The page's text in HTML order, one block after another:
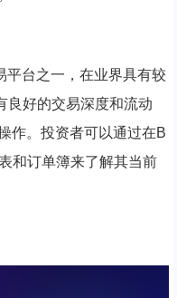
平台之一，在业界具有较
良好的交易深度和流动
作。投资者可以通过在B
和订单簿来了解其当前